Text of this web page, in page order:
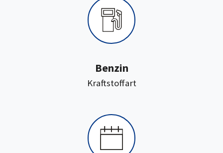
Kraftstoffart:
Benzin